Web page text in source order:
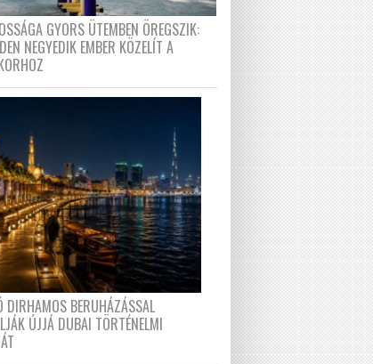
GYORS ÜTEMBEN ÖREGSZIK:
NEGYEDIK EMBER KÖZELÍT A
BERUHÁZÁSSAL
ÚJJÁ DUBAI TÖRTÉNELMI